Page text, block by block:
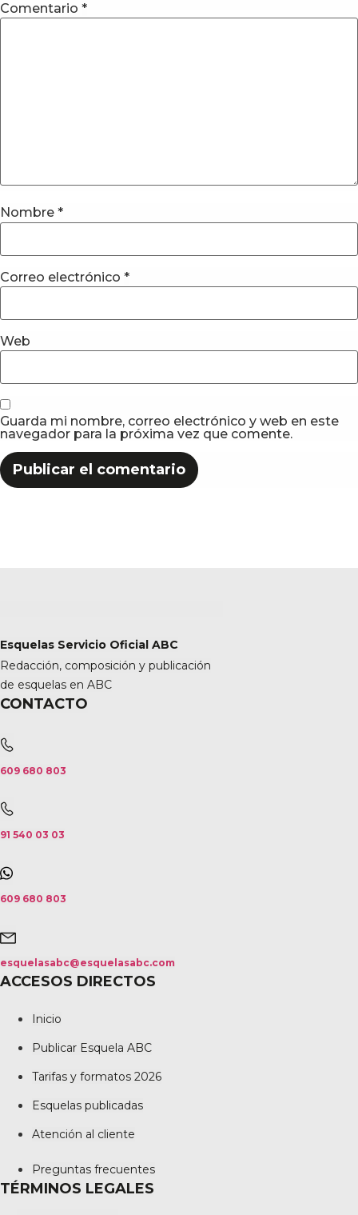
Comentario *
Nombre *
Correo electrónico *
Web
Guarda mi nombre, correo electrónico y web en este
navegador para la próxima vez que comente.
Esquelas Servicio Oficial ABC
Redacción, composición y publicación
de esquelas en ABC
CONTACTO
609 680 803
91 540 03 03
609 680 803
esquelasabc@esquelasabc.com
ACCESOS DIRECTOS
Inicio
Publicar Esquela ABC
Tarifas y formatos 2026
Esquelas publicadas
Atención al cliente
Preguntas frecuentes
TÉRMINOS LEGALES